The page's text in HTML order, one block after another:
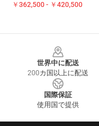
￥362,500 - ￥420,500
世界中に配送
200カ国以上に配送
国際保証
使用国で提供